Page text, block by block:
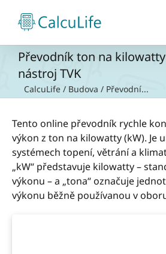
obsah
Převodník ton na
nástroj TVK
CalcuLife / Budova / Převodní...
Tento online převodník rychle
výkon z ton na kilowatty (kW). Je
systémech topení, větrání a
„kW“ představuje kilowatty –
výkonu – a „tona“ označuje
výkonu běžně používanou v